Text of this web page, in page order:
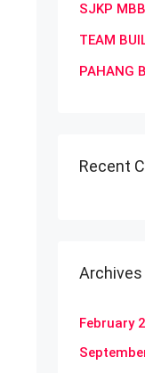
SJKP
TEAM
PAHANG
Recent
Archives
February